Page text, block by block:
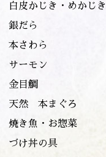
白皮かじき・めかじき
銀だら
本さわら
サーモン
金目鯛
天然 本まぐろ
焼き魚・お惣菜
づけ丼の具